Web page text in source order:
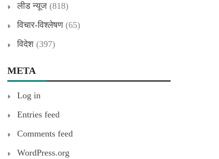
लीड न्यूज (818)
विचार-विश्लेषण(65)
विदेश (397)
META
Log in
Entries feed
Comments feed
WordPress.org